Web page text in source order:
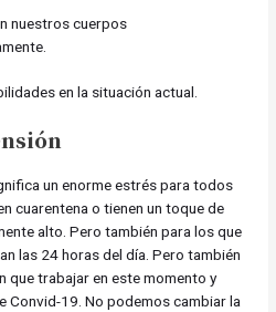
nuestros cuerpos
en la situación actual.
un enorme estrés para todos
cuarentena o tienen un toque de
alto. Pero también para los que
las 24 horas del día. Pero también
que trabajar en este momento y
Convid-19. No podemos cambiar la